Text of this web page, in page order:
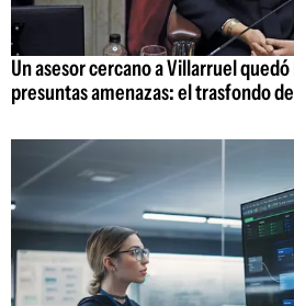
Un asesor cercano a Villarruel
presuntas amenazas: el trasfondo